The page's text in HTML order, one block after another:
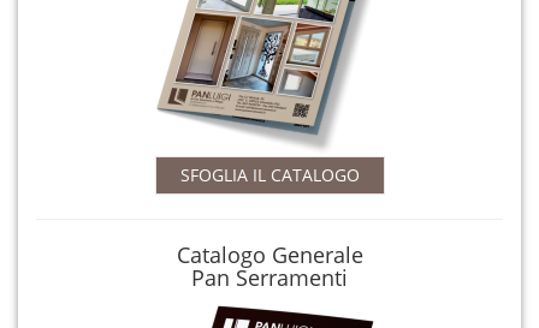
SFOGLIA IL CATALOGO
Catalogo Generale
Pan Serramenti